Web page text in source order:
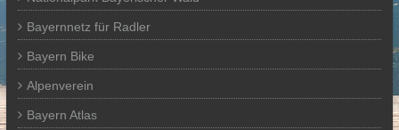
Bayernnetz für Radler
Bayern Bike
Alpenverein
Bayern Atlas